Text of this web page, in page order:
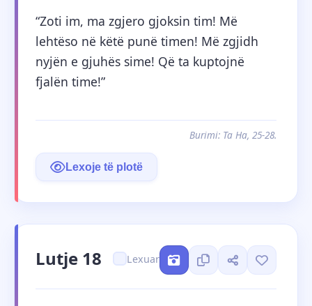
“Zoti im, ma zgjero gjoksin tim! Më
lehtëso në këtë punë timen! Më zgjidh
nyjën e gjuhës sime! Që ta kuptojnë
fjalën time!”
Burimi: Ta Ha, 25-28.
Lexoje të plotë
Lutje 18 Lexuar